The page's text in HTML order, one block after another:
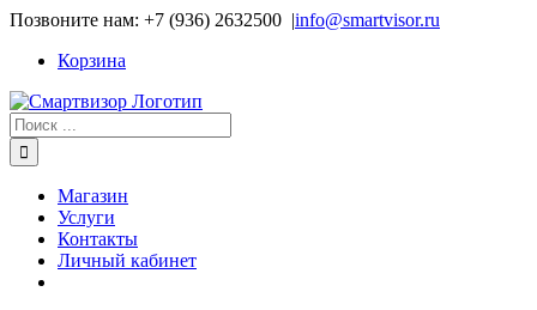
Skip
content
Позвоните нам: +7 (936) 2632500 |info@smartvisor.ru
Корзина
Результат
поиска:
Магазин
Услуги
Контакты
Личный кабинет